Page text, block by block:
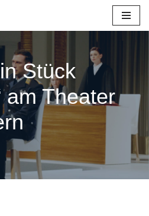
Stück
am Theater